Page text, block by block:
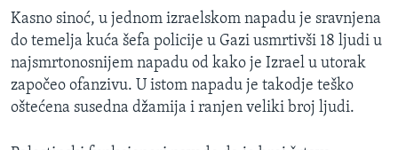
Kasno sinoć, u jednom izraelskom napadu je sravnjena
do temelja kuća šefa policije u Gazi usmrtivši 18 ljudi u
najsmrtonosnijem napadu od kako je Izrael u utorak
započeo ofanzivu. U istom napadu je takodje teško
oštećena susedna džamija i ranjen veliki broj ljudi.